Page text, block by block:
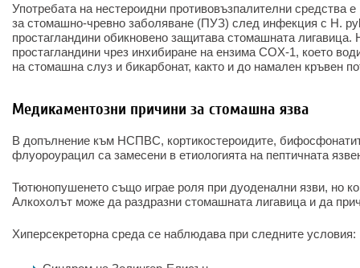
Употребата на нестероидни противовъзпалителни средства
за стомашно-чревно заболяване (ПУЗ) след инфекция с H.
простагландини обикновено защитава стомашната
простагландини чрез инхибиране на ензима COX-1, което
на стомашна слуз и бикарбонат, както и до намален кръвен
Медикаментозни причини за стомашна язва
В допълнение към НСПВС, кортикостероидите,
флуороурацил са замесени в етиологията на пептичната
Тютюнопушенето също играе роля при дуоденални язви, но
Алкохолът може да раздразни стомашната лигавица и да
Хиперсекреторна среда се наблюдава при следните условия: